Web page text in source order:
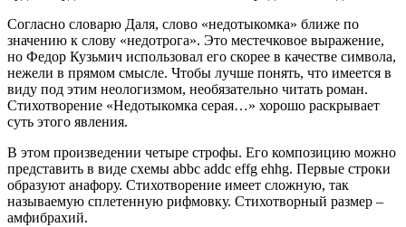
Согласно словарю Даля, слово «недотыкомка» ближе по
значению к слову «недотрога». Это местечковое выражение,
но Федор Кузьмич использовал его скорее в качестве символа,
нежели в прямом смысле. Чтобы лучше понять, что имеется в
виду под этим неологизмом, необязательно читать роман.
Стихотворение «Недотыкомка серая…» хорошо раскрывает
суть этого явления.
В этом произведении четыре строфы. Его композицию можно
представить в виде схемы abbc addc effg ehhg. Первые строки
образуют анафору. Стихотворение имеет сложную, так
называемую сплетенную рифмовку. Стихотворный размер –
амфибрахий.